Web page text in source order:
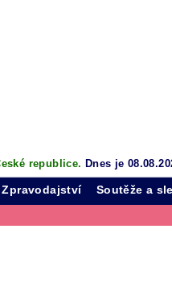
republice. Dnes je
Zpravodajství Soutěže a